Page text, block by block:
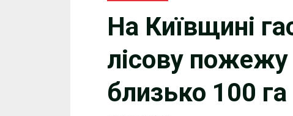
На Київщині
лісову
близько 100 га